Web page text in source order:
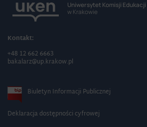
Uniwersytet Komisji
w Krakowie
Kontakt:
+48 12 662 6663
bakalarz@up.krakow.pl
Biuletyn Informacji Publicznej
Deklaracja dostępności cyfrowej